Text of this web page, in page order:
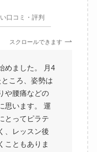
口コミ・評判
スクロールできます
めました。 月4
ころ、姿勢は
や腰痛などの
思います。 運
とってピラテ
、レッスン後
こともありま